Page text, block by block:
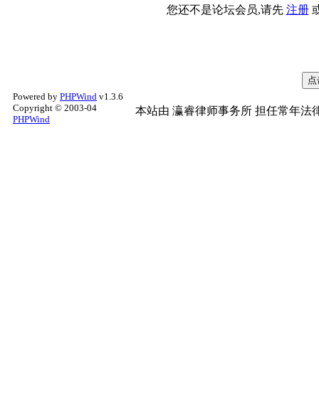
您还不是论坛会员,请先 注册
Powered by PHPWind v1.3.6
Copyright © 2003-04
PHPWind
本站由 瀛睿律师事务所 担任常年法